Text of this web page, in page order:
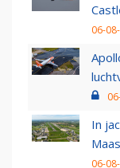
06-
In
06-